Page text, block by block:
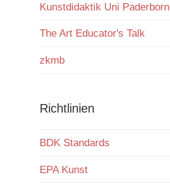
Kunstdidaktik Uni Paderborn
The Art Educator's Talk
zkmb
Richtlinien
BDK Standards
EPA Kunst